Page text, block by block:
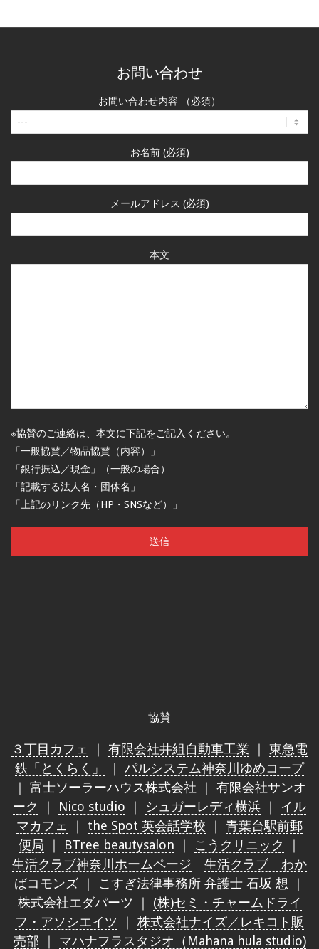
お問い合わせ
お問い合わせ内容 （必須）
お名前 (必須)
メールアドレス (必須)
本文
※協賛のご連絡は、本文に下記をご記入ください。
「一般協賛／物品協賛（内容）」
「銀行振込／現金」（一般の場合）
「記載する法人名・団体名」
「上記のリンク先（HP・SNSなど）」
協賛
３丁目カフェ ｜ 有限会社井組自動車工業 ｜ 東急電
鉄「とくらく」
｜ パルシステム神奈川ゆめコープ
｜ 富士ソーラーハウス株式会社 ｜ 有限会社サンオ
ーク
｜ Nico studio ｜ シュガーレディ横浜 ｜ イル
マカフェ
｜ the Spot 英会話学校 ｜ 青葉台駅前郵
便局 ｜ BTree beautysalon ｜ こうクリニック
｜
生活クラブ神奈川ホームページ
生活クラブ わか
ばコモンズ ｜ こすぎ法律事務所 弁護士 石坂 想 ｜
株式会社エダパーツ ｜ (株)セミ・チャームドライ
フ・アソシエイツ ｜ 株式会社ナイズ／レキコト販
売部 ｜ マハナフラスタジオ（Mahana hula studio)